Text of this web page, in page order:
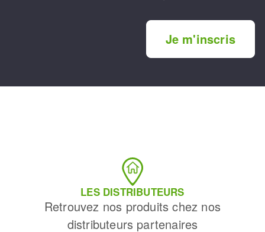
Je m'inscris
LES DISTRIBUTEURS
Retrouvez nos produits chez nos
distributeurs partenaires